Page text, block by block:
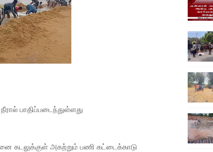
பாதிப்படைந்துள்ளது
கடலுக்குள் அகற்றும் பணி கட்டைக்காடு